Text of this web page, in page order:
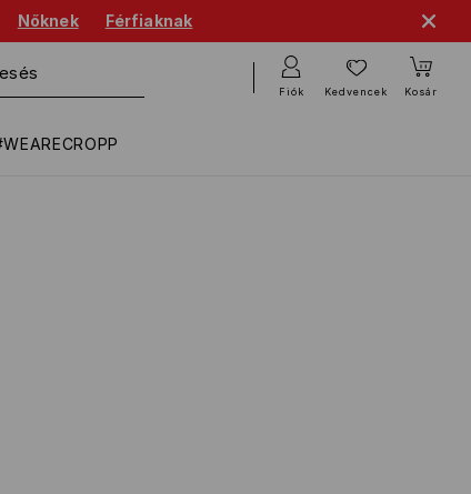
Nőknek Férfiaknak
Fiók Kedvencek Kosár